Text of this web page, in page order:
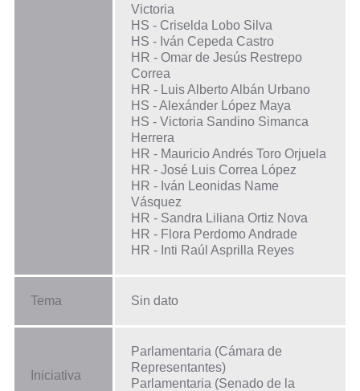
Victoria
HS - Criselda Lobo Silva
HS - Iván Cepeda Castro
HR - Omar de Jesús Restrepo
Correa
HR - Luis Alberto Albán Urbano
HS - Alexánder López Maya
HS - Victoria Sandino Simanca
Herrera
HR - Mauricio Andrés Toro Orjuela
HR - José Luis Correa López
HR - Iván Leonidas Name
Vásquez
HR - Sandra Liliana Ortiz Nova
HR - Flora Perdomo Andrade
HR - Inti Raúl Asprilla Reyes
Tema Sin dato
Iniciativa
Parlamentaria (Cámara de
Representantes)
Parlamentaria (Senado de la